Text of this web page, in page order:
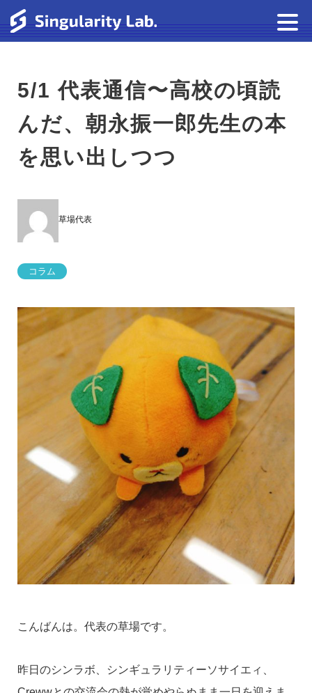
5/1 代表通信〜高校の頃読
んだ、朝永振一郎先生の本
を思い出しつつ
草場代表
コラム
こんばんは。代表の草場です。
昨日のシンラボ、シンギュラリティーソサイエィ、